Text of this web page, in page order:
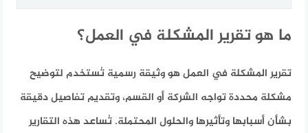
ما هو تقرير المشكلة في العمل؟
تقرير المشكلة في العمل هو وثيقة رسمية تُستخدم لتوضيح
مشكلة محددة تواجه الشركة أو القسم، وتقديم تفاصيل دقيقة
بشأن أسبابها وتأثيرها والحلول المحتملة. تُساعد هذه التقارير